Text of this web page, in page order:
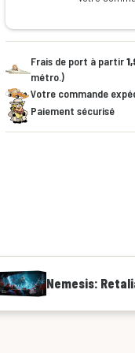
Frais de port à partir
métro.)
Votre commande
Paiement sécurisé
Nemesis: